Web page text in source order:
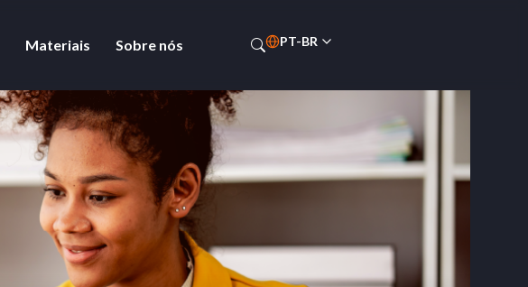
Materiais Sobre nós PT-BR